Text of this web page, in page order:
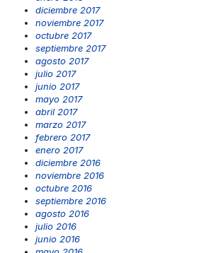
diciembre 2017
noviembre 2017
octubre 2017
septiembre 2017
agosto 2017
julio 2017
junio 2017
mayo 2017
abril 2017
marzo 2017
febrero 2017
enero 2017
diciembre 2016
noviembre 2016
octubre 2016
septiembre 2016
agosto 2016
julio 2016
junio 2016